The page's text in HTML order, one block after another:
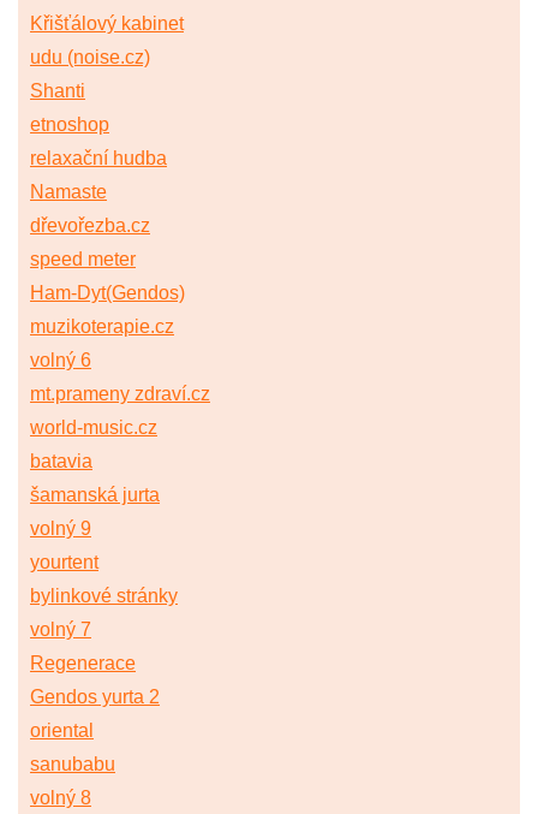
Křišťálový kabinet
udu (noise.cz)
Shanti
etnoshop
relaxační hudba
Namaste
dřevořezba.cz
speed meter
Ham-Dyt(Gendos)
muzikoterapie.cz
volný 6
mt.prameny zdraví.cz
world-music.cz
batavia
šamanská jurta
volný 9
yourtent
bylinkové stránky
volný 7
Regenerace
Gendos yurta 2
oriental
sanubabu
volný 8